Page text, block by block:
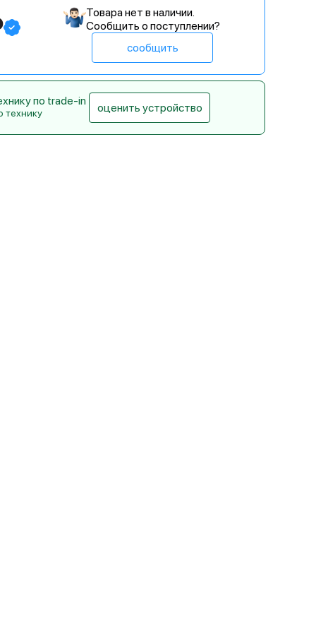
Товара нет в наличии.
Сообщить о поступлении?
сообщить
по trade-in
технику оценить устройство